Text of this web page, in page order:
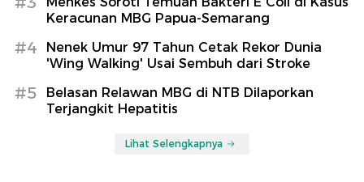
Keracunan MBG Papua-Semarang
#4
Nenek Umur 97 Tahun Cetak Rekor Dunia
'Wing Walking' Usai Sembuh dari Stroke
#5
Belasan Relawan MBG di NTB Dilaporkan
Terjangkit Hepatitis
Lihat Selengkapnya